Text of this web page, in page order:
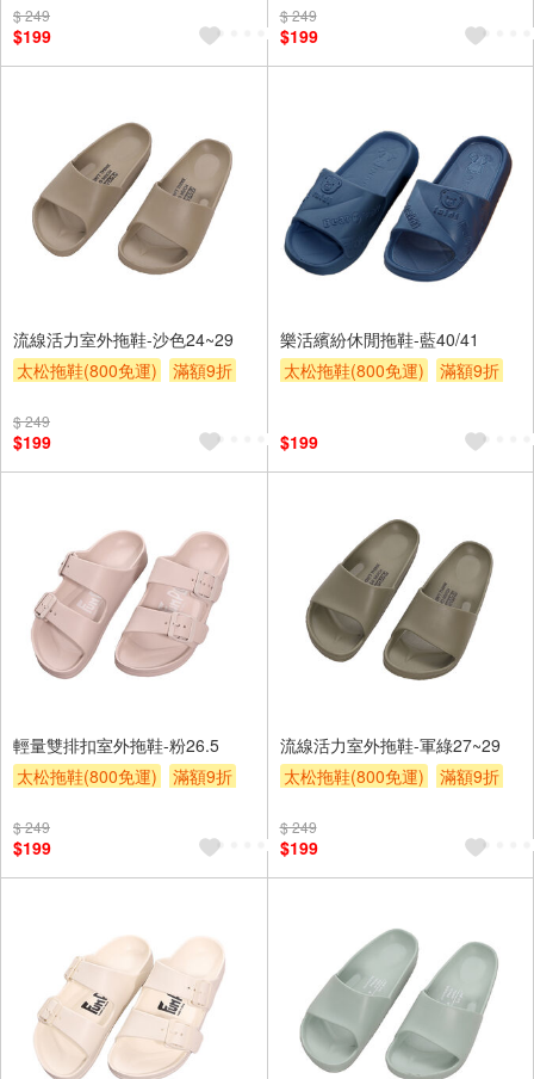
$ 249
$199
$ 249
$199
流線活力室外拖鞋-沙色24~29
太松拖鞋(800免運)
滿額9折
$ 249
$199
樂活繽紛休閒拖鞋-藍40/41
太松拖鞋(800免運)
滿額9折
$199
輕量雙排扣室外拖鞋-粉26.5
太松拖鞋(800免運)
滿額9折
$ 249
$199
流線活力室外拖鞋-軍綠27~29
太松拖鞋(800免運)
滿額9折
$ 249
$199